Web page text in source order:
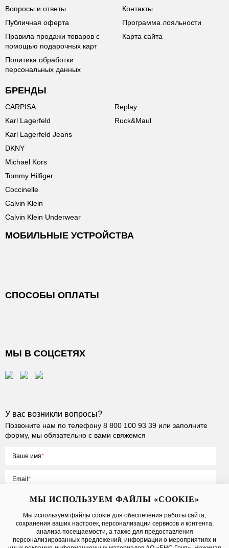
Вопросы и ответы
Публичная оферта
Правила продажи товаров с
помощью подарочных карт
Политика обработки
персональных данных
Контакты
Программа лояльности
Карта сайта
БРЕНДЫ
CARPISA
Karl Lagerfeld
Karl Lagerfeld Jeans
DKNY
Michael Kors
Tommy Hilfiger
Coccinelle
Calvin Klein
Calvin Klein Underwear
Replay
Ruck&Maul
МОБИЛЬНЫЕ УСТРОЙСТВА
СПОСОБЫ ОПЛАТЫ
МЫ В СОЦСЕТЯХ
У вас возникли вопросы?
Позвоните нам по телефону 8 800 100 93 39 или заполните
форму, мы обязательно с вами свяжемся
Ваше имя
Email
Нажимая на кнопку «Отправить», вы принимаете условияПубличной
оферты, даетесогласие на обработку персональных данных
МЫ ИСПОЛЬЗУЕМ ФАЙЛЫ «COOKIE»
Мы используем файлы cookie для обеспечения работы сайта,
сохранения ваших настроек, персонализации сервисов и контента,
анализа посещаемости, а также для предоставления
персонализированных предложений, информации о мероприятиях и